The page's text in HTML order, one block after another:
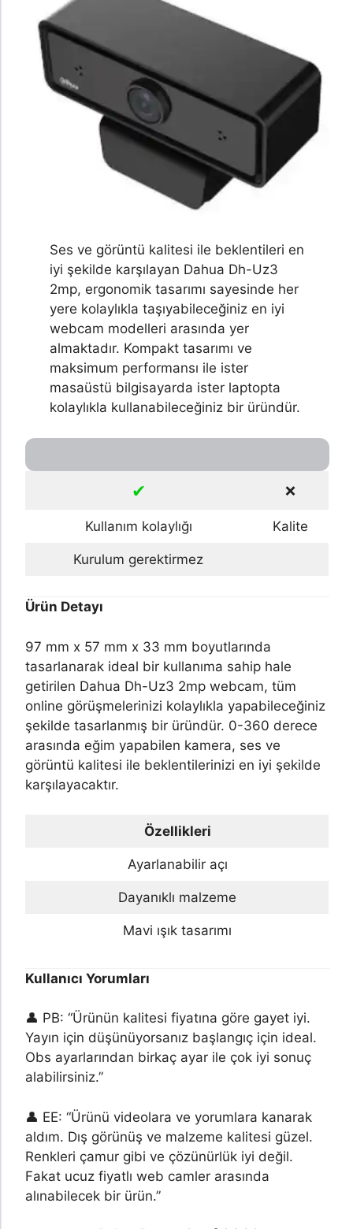
Ses ve görüntü kalitesi ile beklentileri en
iyi şekilde karşılayan Dahua Dh-Uz3
2mp, ergonomik tasarımı sayesinde her
yere kolaylıkla taşıyabileceğiniz en iyi
webcam modelleri arasında yer
almaktadır. Kompakt tasarımı ve
maksimum performansı ile ister
masaüstü bilgisayarda ister laptopta
kolaylıkla kullanabileceğiniz bir üründür.
✔ ❌
Kullanım kolaylığı Kalite
Kurulum gerektirmez
Ürün Detayı
97 mm x 57 mm x 33 mm boyutlarında
tasarlanarak ideal bir kullanıma sahip hale
getirilen Dahua Dh-Uz3 2mp webcam, tüm
online görüşmelerinizi kolaylıkla yapabileceğiniz
şekilde tasarlanmış bir üründür. 0-360 derece
arasında eğim yapabilen kamera, ses ve
görüntü kalitesi ile beklentilerinizi en iyi şekilde
karşılayacaktır.
Özellikleri
Ayarlanabilir açı
Dayanıklı malzeme
Mavi ışık tasarımı
Kullanıcı Yorumları
👤 PB: “Ürünün kalitesi fiyatına göre gayet iyi.
Yayın için düşünüyorsanız başlangıç için ideal.
Obs ayarlarından birkaç ayar ile çok iyi sonuç
alabilirsiniz.”
👤 EE: “Ürünü videolara ve yorumlara kanarak
aldım. Dış görünüş ve malzeme kalitesi güzel.
Renkleri çamur gibi ve çözünürlük iyi değil.
Fakat ucuz fiyatlı web camler arasında
alınabilecek bir ürün.”